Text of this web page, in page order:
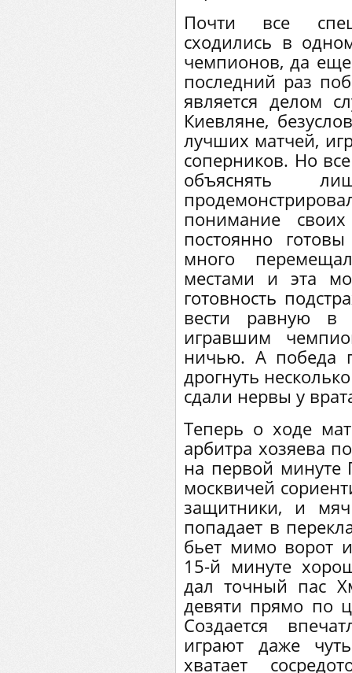
Почти все
сходились в
чемпионов, да
последний раз
является делом
Киевляне,
лучших матчей,
соперников. Но
объяснять
понимание
постоянно
много
местами и эта
готовность
вести равную в
игравшим
ничью. А победа
дрогнуть
сдали нервы у
Теперь о ходе
арбитра хозяева
на первой
москвичей
защитники, и
попадает в
бьет мимо ворот
15-й минуте
дал точный пас
девяти прямо по
Создается
играют даже
хватает